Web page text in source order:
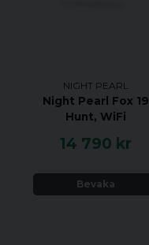
NIGHT PEARL
Night Pearl Fox 19
Hunt, WiFi
14 790 kr
Bevaka